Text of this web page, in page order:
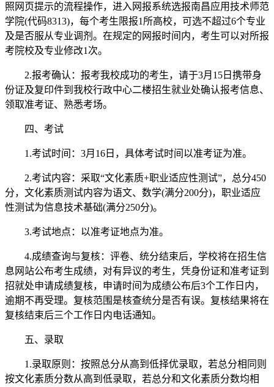
照网页提示的流程操作，进入网报系统选报南昌应用技术师范
学院(代码8313)，每个考生限报1所高校，可选不超过6个专业
及是否服从专业调剂。在规定的网报时间内，考生可以对所报
考院校及专业修改1次。
2.报考确认：报考我校成功的考生，请于3月15日携带身
份证及复印件到我校行政中心二楼招生就业处确认报考信息、
领取准考证、熟悉考场。
四、考试
1.考试时间：3月16日，具体考试时间以准考证为准。
2.考试内容：采取“文化素质+职业适应性测试”，总分450
分，文化素质测试内容为语文、数学(满分200分)，职业适应
性测试为信息技术基础(满分250分)。
3.考试地点：以准考证地点为准。
4.成绩查询与复核：评卷、统分结束后，学校将在招生信
息网站公布考生成绩，对有异议的考生，凭身份证和准考证到
招就处申请成绩复核，申请时间为成绩公布后3个工作日内，
逾期不再受理。复核范围是核查统分是否有误。复核结果将在
复核结束后三个工作日内电话通知。
五、录取
1.录取原则：按照总分从高到低择优录取，若总分相同则
按文化素质分数从高到低录取，若总分和文化素质分数均相